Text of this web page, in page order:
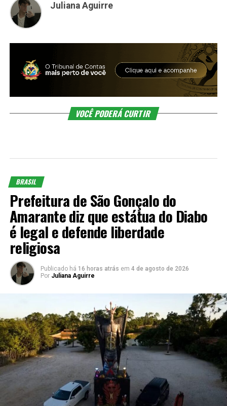
Juliana Aguirre
VOCÊ PODERÁ CURTIR
BRASIL
Prefeitura de São Gonçalo do
Amarante diz que estátua do Diabo
é legal e defende liberdade
religiosa
Publicado há 16 horas atrás em 4 de agosto de 2026
Por Juliana Aguirre